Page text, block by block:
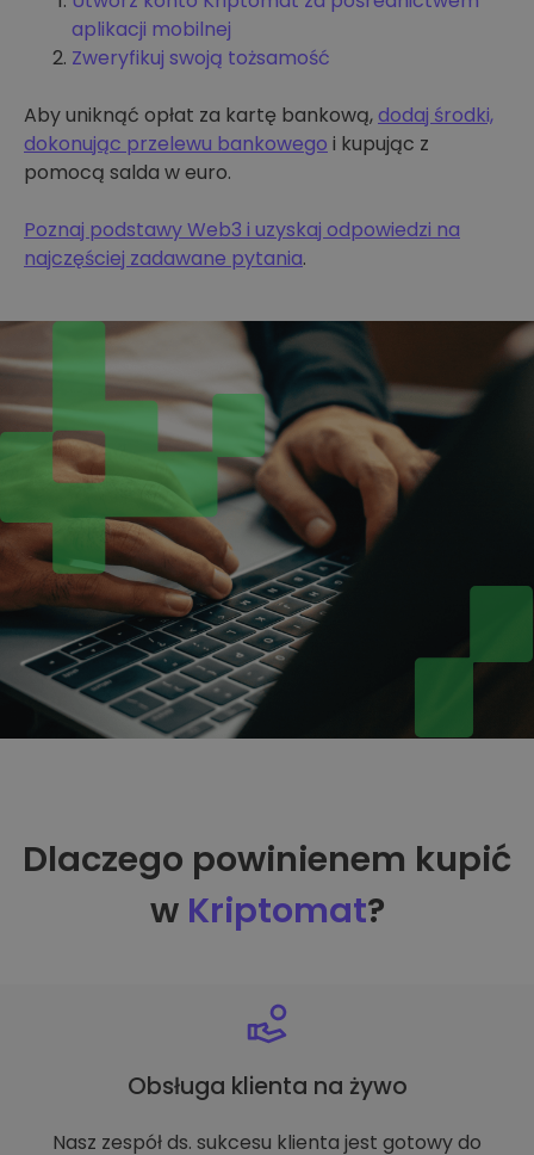
aplikacji mobilnej
Zweryfikuj swoją tożsamość
Aby uniknąć opłat za kartę bankową,dodaj środki,
dokonując przelewu bankowego i kupując z
pomocą salda w euro.
Poznaj podstawy Web3 i uzyskaj odpowiedzi na
najczęściej zadawane pytania.
Dlaczego powinienem kupić
w Kriptomat?
Obsługa klienta na żywo
Nasz zespół ds. sukcesu klienta jest gotowy do